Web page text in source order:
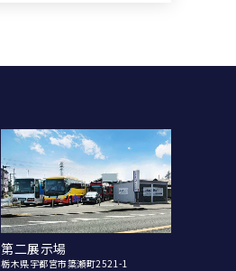
第二展示場
栃木県宇都宮市簗瀬町2521-1